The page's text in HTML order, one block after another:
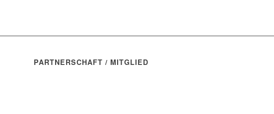
PARTNERSCHAFT / MITGLIED